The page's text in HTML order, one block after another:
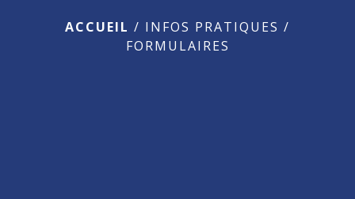
ACCUEIL / INFOS PRATIQUES /
FORMULAIRES